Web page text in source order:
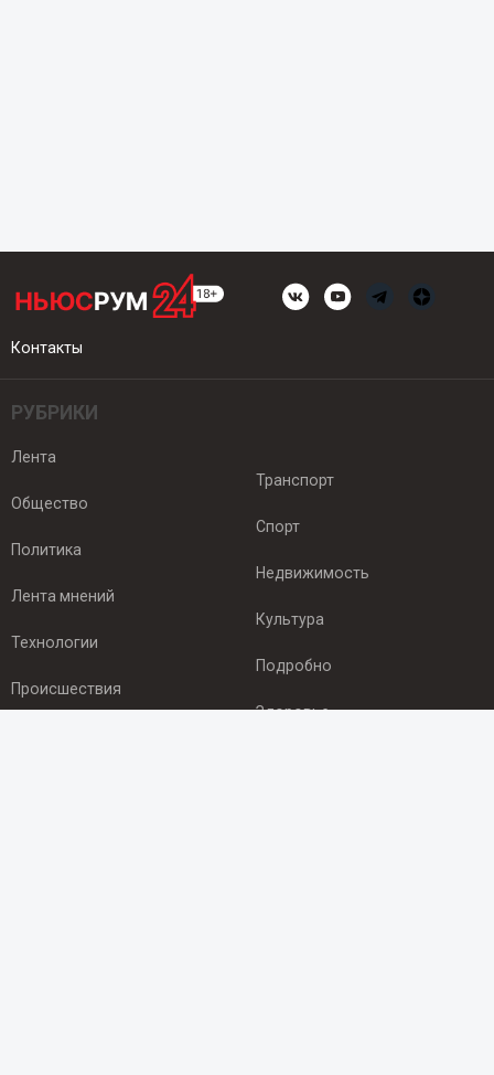
Контакты
РУБРИКИ
Лента
Общество
Политика
Лента мнений
Технологии
Происшествия
Транспорт
Спорт
Недвижимость
Культура
Подробно
Здоровье